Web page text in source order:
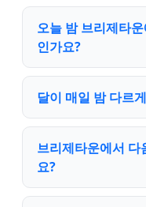
오늘 밤 브리제타
인가요?
달이 매일 밤 다르
브리제타운에서 다
요?